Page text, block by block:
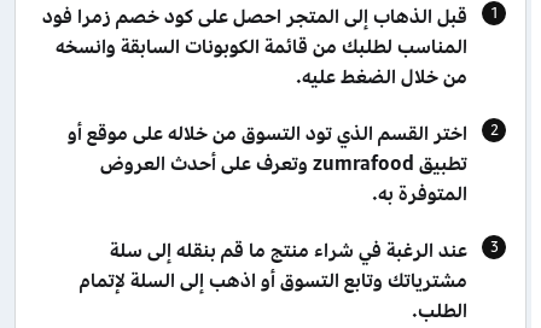
قبل الذهاب إلى المتجر احصل على كود خصم زمرا فود
المناسب لطلبك من قائمة الكوبونات السابقة وانسخه
من خلال الضغط عليه.
اختر القسم الذي تود التسوق من خلاله على موقع أو
تطبيق zumrafood وتعرف على أحدث العروض
المتوفرة به.
عند الرغبة في شراء منتج ما قم بنقله إلى سلة
مشترياتك وتابع التسوق أو اذهب إلى السلة لإتمام
الطلب.